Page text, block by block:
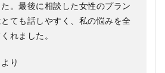
。最後に相談した女性のプラン
ても話しやすく、私の悩みを全
れました。
り